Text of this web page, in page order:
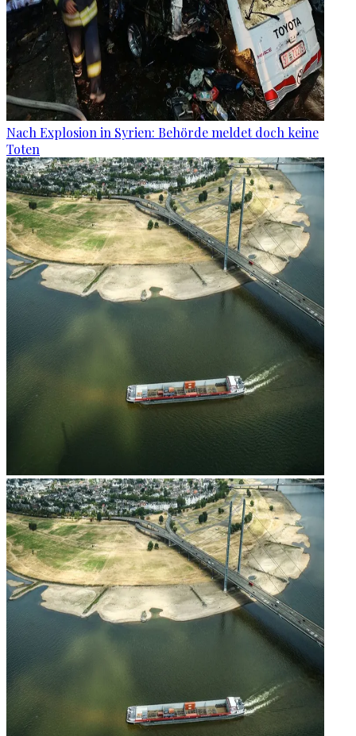
Nach Explosion in Syrien: Behörde meldet doch keine
Toten